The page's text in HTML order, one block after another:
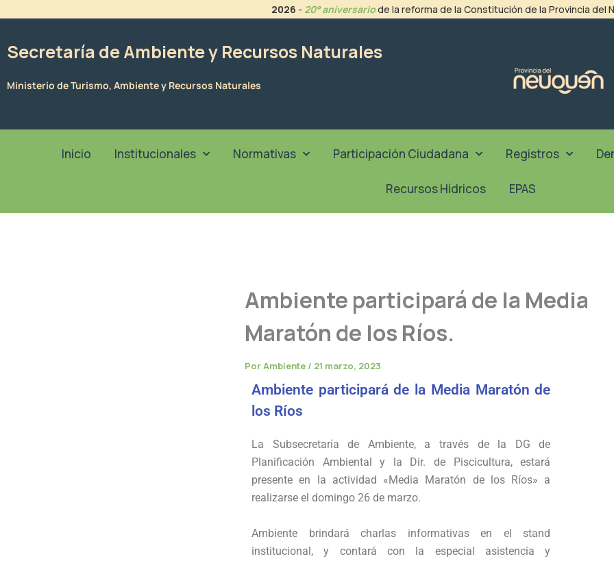
2026 - 20° aniversariode la reforma de la Constitución de la Provincia del
Secretaría de Ambiente y Recursos Naturales
Ministerio de Turismo, Ambiente y Recursos Naturales
Inicio Institucionales Normativas Participación Ciudadana Registros
Recursos Hídricos EPAS
Ambiente participará de la Media
Maratón de los Ríos.
Por Ambiente / 21 marzo, 2023
Ambiente participará de la Media Maratón de
los Ríos
La Subsecretaría de Ambiente, a través de la DG de
Planificación Ambiental y la Dir. de Piscicultura, estará
presente en la actividad «Media Maratón de los Ríos» a
realizarse el domingo 26 de marzo.
Ambiente brindará charlas informativas en el stand
institucional, y contará con la especial asistencia y